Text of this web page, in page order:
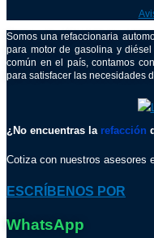
Somos una refaccionaria
para motor de gasolina y
común en el país, contamos
para satisfacer las necesidades
¿No encuentras la refacción
Cotiza con nuestros asesores
ESCRÍBENOS POR
WhatsApp